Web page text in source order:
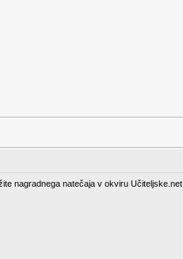
nagradnega natečaja v okviru Učiteljske.net.